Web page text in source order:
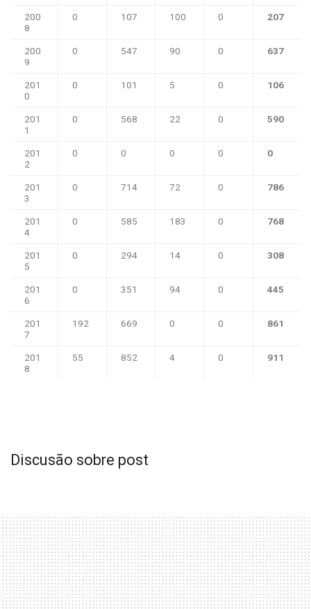
200
8
0 107 100 0 207
200
9
0 547 90 0 637
201
0
0 101 5 0 106
201
1
0 568 22 0 590
201
2
0 0 0 0 0
201
3
0 714 72 0 786
201
4
0 585 183 0 768
201
5
0 294 14 0 308
201
6
0 351 94 0 445
201
7
192 669 0 0 861
201
8
55 852 4 0 911
Discusão sobre post